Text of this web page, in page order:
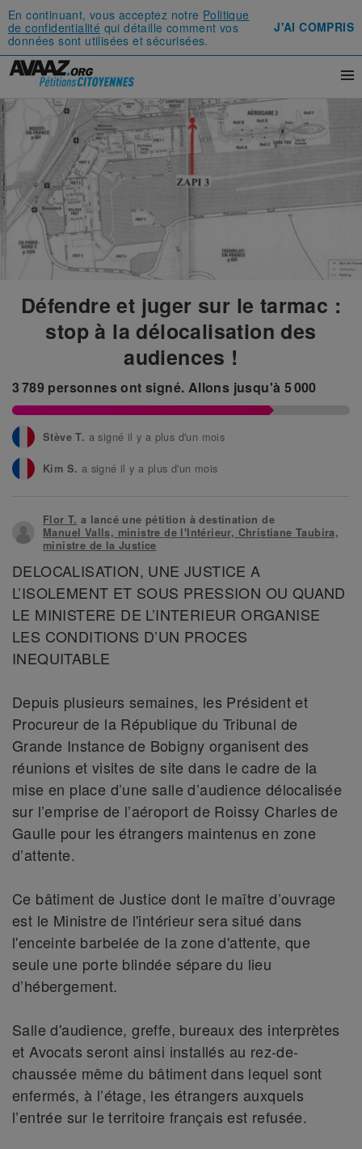
En continuant, vous acceptez notre Politique
de confidentialité qui détaille comment vos
données sont utilisées et sécurisées.
J'AI COMPRIS
Défendre et juger sur le tarmac :
stop à la délocalisation des
audiences !
3 789 personnes ont signé. Allons jusqu'à 5 000
Stève T. a signé il y a plus d'un mois
Kim S. a signé il y a plus d'un mois
Cécile A. a signé il y a plus d'un mois
Maëlle A. a signé il y a plus d'un mois
Bernadette W. a signé il y a plus d'un mois
Flor T. a lancé une pétition à destination de
Manuel Valls, ministre de l'Intérieur, Christiane Taubira,
ministre de la Justice
DELOCALISATION, UNE JUSTICE A
L’ISOLEMENT ET SOUS PRESSION OU QUAND
LE MINISTERE DE L’INTERIEUR ORGANISE
LES CONDITIONS D’UN PROCES
INEQUITABLE
Depuis plusieurs semaines, les Président et
Procureur de la République du Tribunal de
Grande Instance de Bobigny organisent des
réunions et visites de site dans le cadre de la
mise en place d’une salle d’audience délocalisée
sur l’emprise de l’aéroport de Roissy Charles de
Gaulle pour les étrangers maintenus en zone
d’attente.
Ce bâtiment de Justice dont le maître d’ouvrage
est le Ministre de l'intérieur sera situé dans
l'enceinte barbelée de la zone d'attente, que
seule une porte blindée sépare du lieu
d’hébergement.
Salle d'audience, greffe, bureaux des interprètes
et Avocats seront ainsi installés au rez-de-
chaussée même du bâtiment dans lequel sont
enfermés, à l’étage, les étrangers auxquels
l’entrée sur le territoire français est refusée.